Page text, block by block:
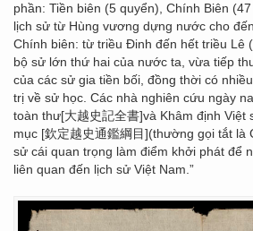
phần: Tiền biên (5 quyển), Chính Biên
lịch sử từ Hùng vương dựng nước cho
Chính biên: từ triều Đinh đến hết triều Lê
bộ sử lớn thứ hai của nước ta, vừa tiếp
của các sử gia tiền bối, đồng thời có
trị về sử học. Các nhà nghiên cứu ngày
toàn thư[大越史記全書]và Khâm định Việt
mục [欽定越史通鑑綱目](thường gọi tắt là
sử cái quan trọng làm điểm khởi phát để
liên quan đến lịch sử Việt Nam.”